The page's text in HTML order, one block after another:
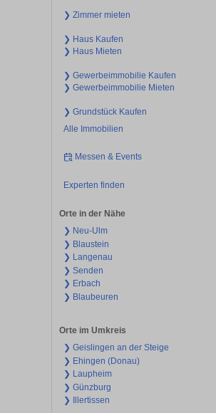
❯ Zimmer mieten
❯ Haus Kaufen
❯ Haus Mieten
❯ Gewerbeimmobilie Kaufen
❯ Gewerbeimmobilie Mieten
❯ Grundstück Kaufen
Alle Immobilien
Messen & Events
Experten finden
Orte in der Nähe
❯ Neu-Ulm
❯ Blaustein
❯ Langenau
❯ Senden
❯ Erbach
❯ Blaubeuren
Orte im Umkreis
❯ Geislingen an der Steige
❯ Ehingen (Donau)
❯ Laupheim
❯ Günzburg
❯ Illertissen